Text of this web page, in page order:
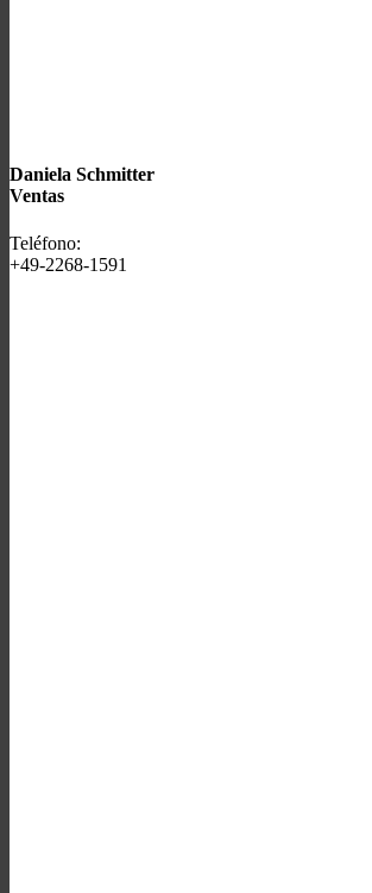
Daniela Schmitter
Ventas
Teléfono:
+49-2268-1591